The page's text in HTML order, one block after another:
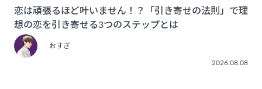
恋は頑張るほど叶いません！？「引き寄せの法則」で理
想の恋を引き寄せる3つのステップとは
おすぎ
2026.08.08